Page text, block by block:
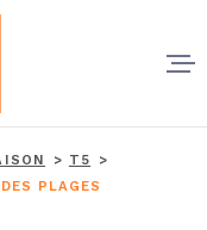
À
T5
PLAGES